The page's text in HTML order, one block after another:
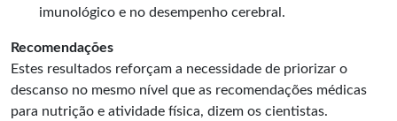
imunológico e no desempenho cerebral.
Recomendações
Estes resultados reforçam a necessidade de priorizar o
descanso no mesmo nível que as recomendações médicas
para nutrição e atividade física, dizem os cientistas.